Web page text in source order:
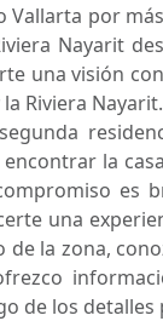
Vallarta por
Nayarit
una visión
Riviera
la
es
una
la zona,
de los